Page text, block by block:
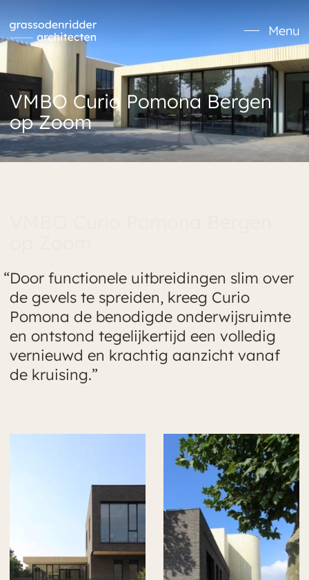
Verder naar navigatie
Ga naar hoofdinhoud
Menu
VMBO Curio Pomona Bergen
op Zoom
Door functionele uitbreidingen slim over
de gevels te spreiden, kreeg Curio
Pomona de benodigde onderwijsruimte
en ontstond tegelijkertijd een volledig
vernieuwd en krachtig aanzicht vanaf
de kruising.